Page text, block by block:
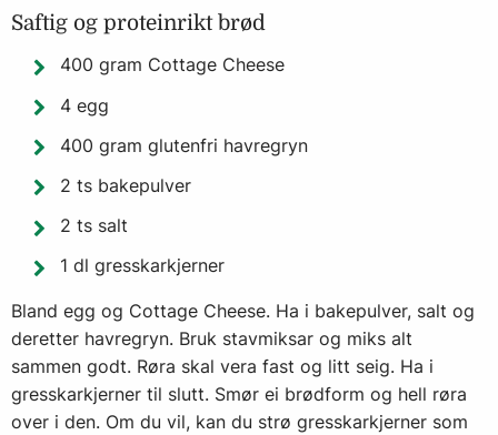
Saftig og proteinrikt brød
400 gram Cottage Cheese
4 egg
400 gram glutenfri havregryn
2 ts bakepulver
2 ts salt
1 dl gresskarkjerner
Bland egg og Cottage Cheese. Ha i bakepulver, salt og
deretter havregryn. Bruk stavmiksar og miks alt
sammen godt. Røra skal vera fast og litt seig. Ha i
gresskarkjerner til slutt. Smør ei brødform og hell røra
over i den. Om du vil, kan du strø gresskarkjerner som